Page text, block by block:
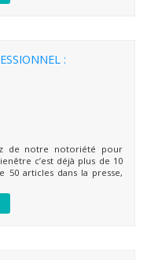
:
de notre notoriété pour
c’est déjà plus de 10
50 articles dans la presse,